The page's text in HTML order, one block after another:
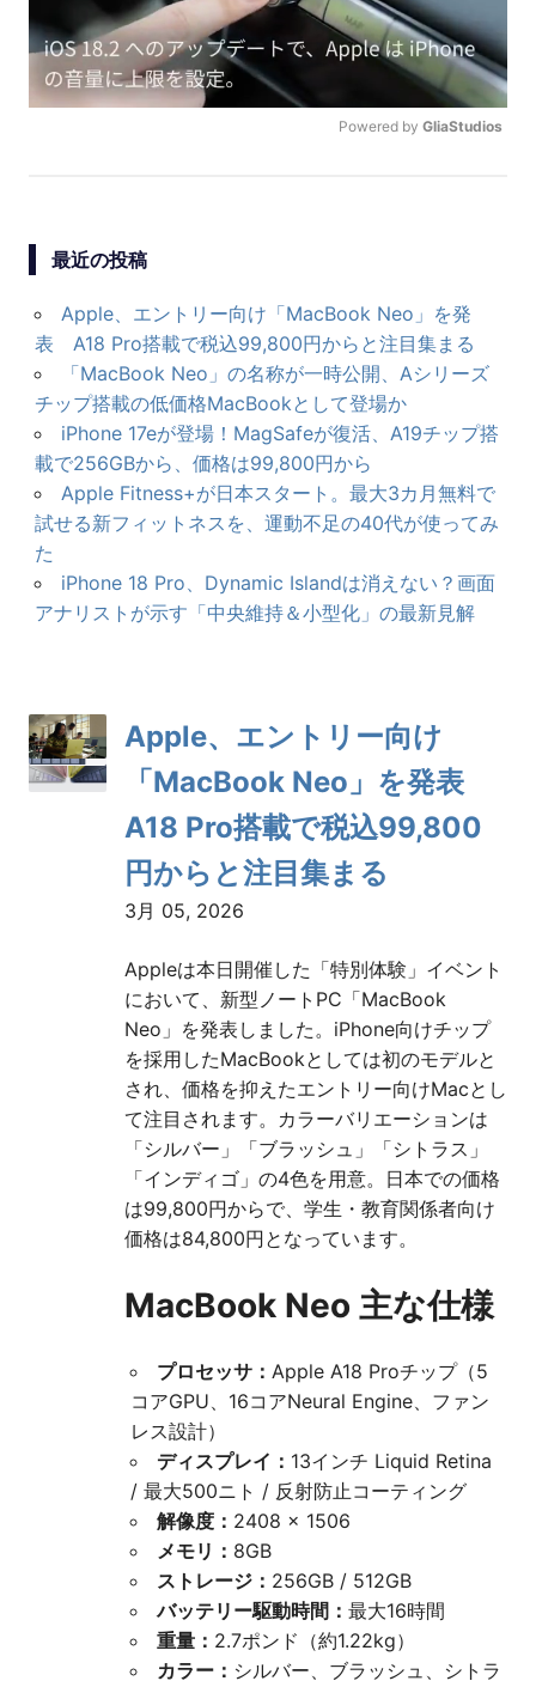
ョ
ン
Powered by GliaStudios
最近の投稿
Apple、エントリー向け「MacBook Neo」を発
表 A18 Pro搭載で税込99,800円からと注目集まる
「MacBook Neo」の名称が一時公開、Aシリーズ
チップ搭載の低価格MacBookとして登場か
iPhone 17eが登場！MagSafeが復活、A19チップ搭
載で256GBから、価格は99,800円から
Apple Fitness+が日本スタート。最大3カ月無料で
試せる新フィットネスを、運動不足の40代が使ってみ
た
iPhone 18 Pro、Dynamic Islandは消えない？画面
アナリストが示す「中央維持＆小型化」の最新見解
Apple、エントリー向け
「MacBook Neo」を発表
A18 Pro搭載で税込99,800
円からと注目集まる
3月 05, 2026
Appleは本日開催した「特別体験」イベント
において、新型ノートPC「MacBook
Neo」を発表しました。iPhone向けチップ
を採用したMacBookとしては初のモデルと
され、価格を抑えたエントリー向けMacとし
て注目されます。カラーバリエーションは
「シルバー」「ブラッシュ」「シトラス」
「インディゴ」の4色を用意。日本での価格
は99,800円からで、学生・教育関係者向け
価格は84,800円となっています。
MacBook Neo 主な仕様
プロセッサ： Apple A18 Proチップ（5
コアGPU、16コアNeural Engine、ファン
レス設計）
ディスプレイ： 13インチ Liquid Retina
/ 最大500ニト / 反射防止コーティング
解像度： 2408 × 1506
メモリ： 8GB
ストレージ： 256GB / 512GB
バッテリー駆動時間： 最大16時間
重量： 2.7ポンド（約1.22kg）
カラー： シルバー、ブラッシュ、シトラ